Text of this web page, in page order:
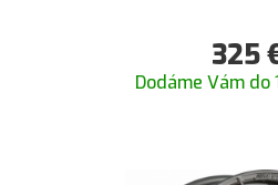
325
Dodáme Vám